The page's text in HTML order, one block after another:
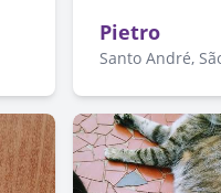
Pietro
Santo André,